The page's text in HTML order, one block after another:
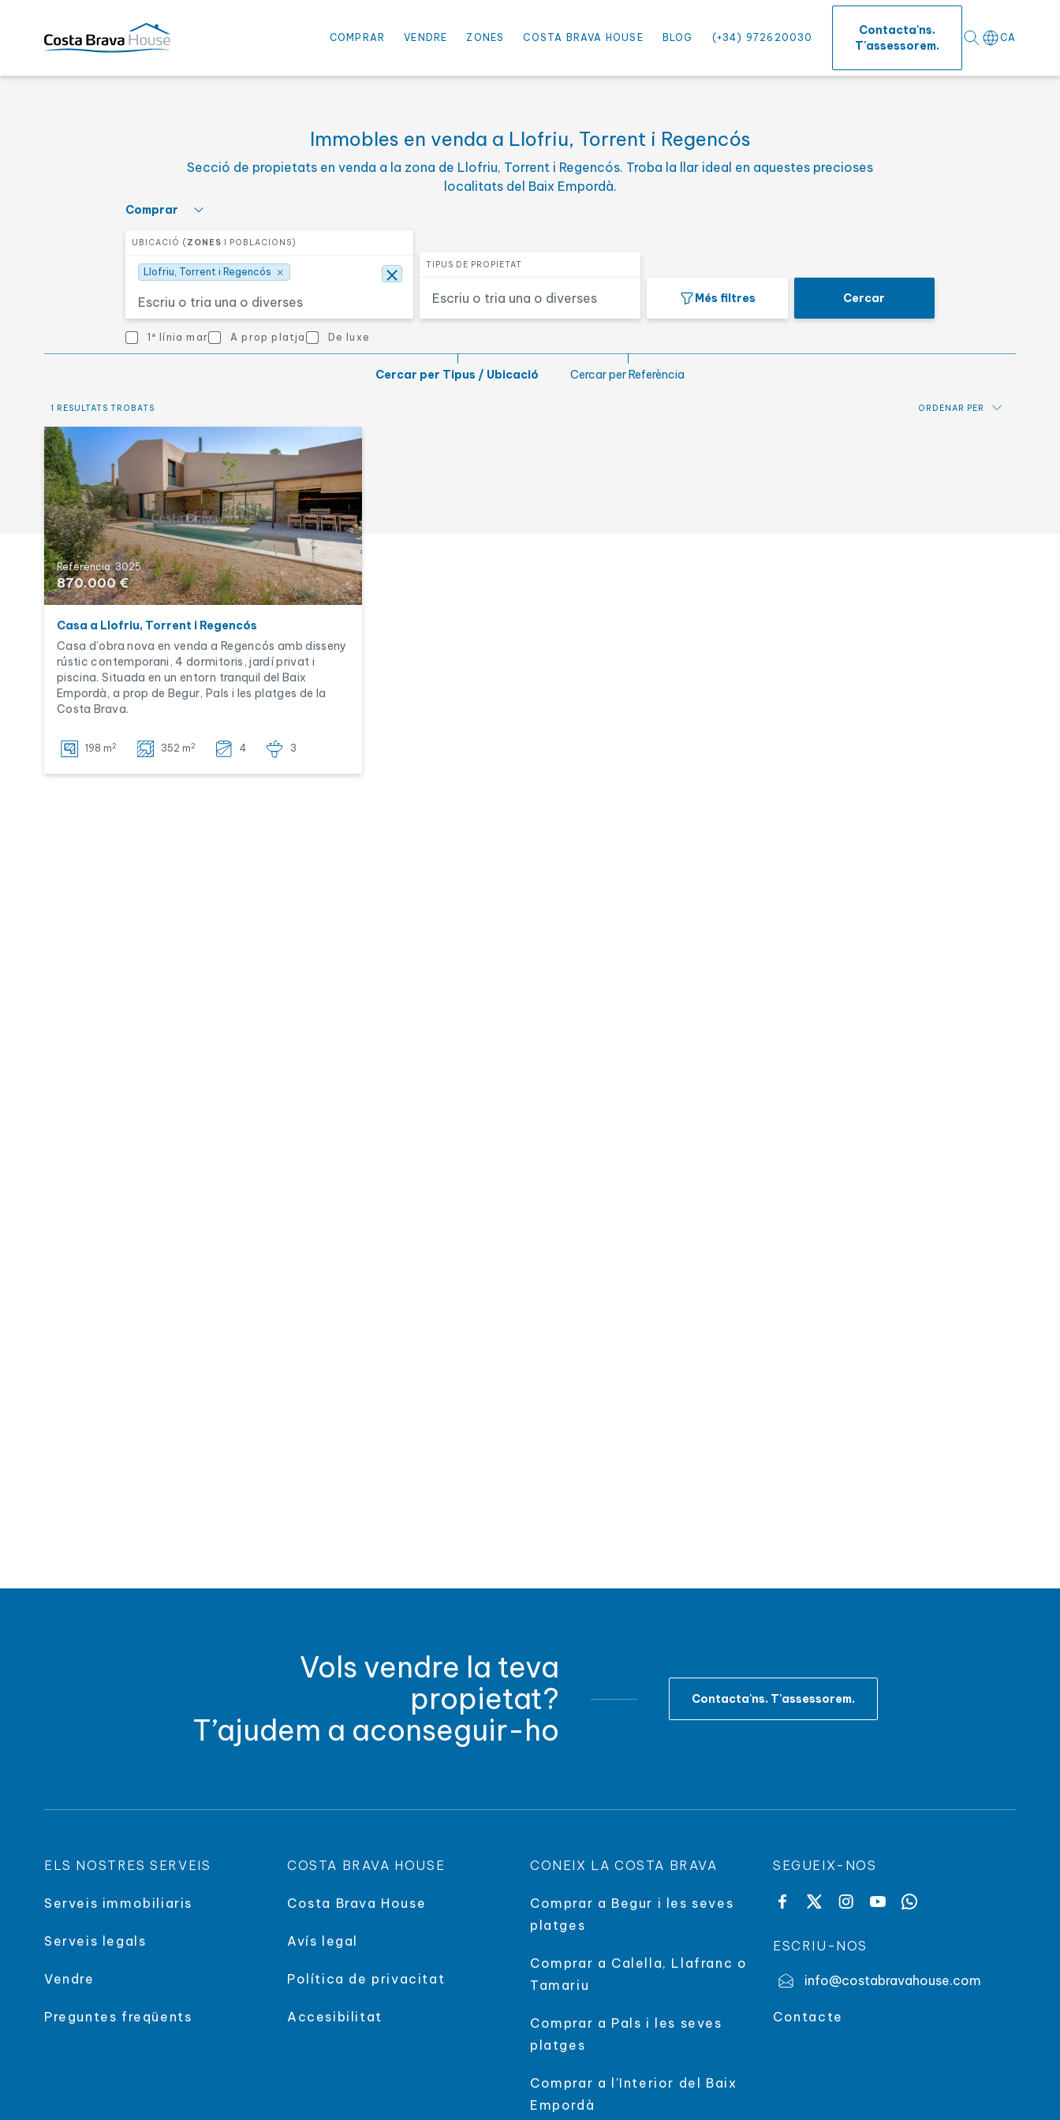
CA
COMPRAR VENDRE ZONES COSTA BRAVA HOUSE BLOG (+34) 972620030
Contacta'ns.
T'assessorem.
Seleccioneu el nombre d'habitacions Selecciona una o més superfícies
SUPERFÍCIE
Altres característiques
ALTRES CARACTERÍSTIQUES
Vistes al mar
1ª línia mar
A prop platja
De luxe
Casa de poble
Lic. turística
Immobles en venda a Llofriu, Torrent i Regencós
Secció de propietats en venda a la zona de Llofriu, Torrent i Regencós. Troba la llar ideal en aquestes precioses
localitats del Baix Empordà.
Selecciona què t'interessa
Comprar
Selecciona una o més zones
UBICACIÓ (ZONES I POBLACIONS)
Llofriu, Torrent i Regencós × ⨯
Seleccionar tipologia de propietat
TIPUS DE PROPIETAT
Més filtres Cercar
Altres característiques
1ª línia mar A prop platja De luxe
Cercar per Tipus / Ubicació Cercar per Referència
1 RESULTATS TROBATS ORDENAR PER
Referència: 3025
870.000 €
Casa a Llofriu, Torrent i Regencós
Casa d’obra nova en venda a Regencós amb disseny
rústic contemporani, 4 dormitoris, jardí privat i
piscina. Situada en un entorn tranquil del Baix
Empordà, a prop de Begur, Pals i les platges de la
Costa Brava.
198 m2 352 m2 4 3
Vols vendre la teva
propietat?
T’ajudem a aconseguir-ho
Contacta'ns. T'assessorem.
ELS NOSTRES SERVEIS
Serveis immobiliaris
Serveis legals
Vendre
Preguntes freqüents
COSTA BRAVA HOUSE
Costa Brava House
Avís legal
Política de privacitat
Accesibilitat
CONEIX LA COSTA BRAVA
Comprar a Begur i les seves
platges
Comprar a Calella, Llafranc o
Tamariu
Comprar a Pals i les seves
platges
Comprar a l'Interior del Baix
Empordà
SEGUEIX-NOS
ESCRIU-NOS
info@costabravahouse.com
Contacte